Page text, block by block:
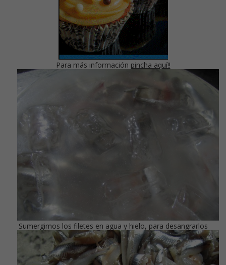
Para más información pincha aquí!!
Sumergimos los filetes en agua y hielo, para desangrarlos